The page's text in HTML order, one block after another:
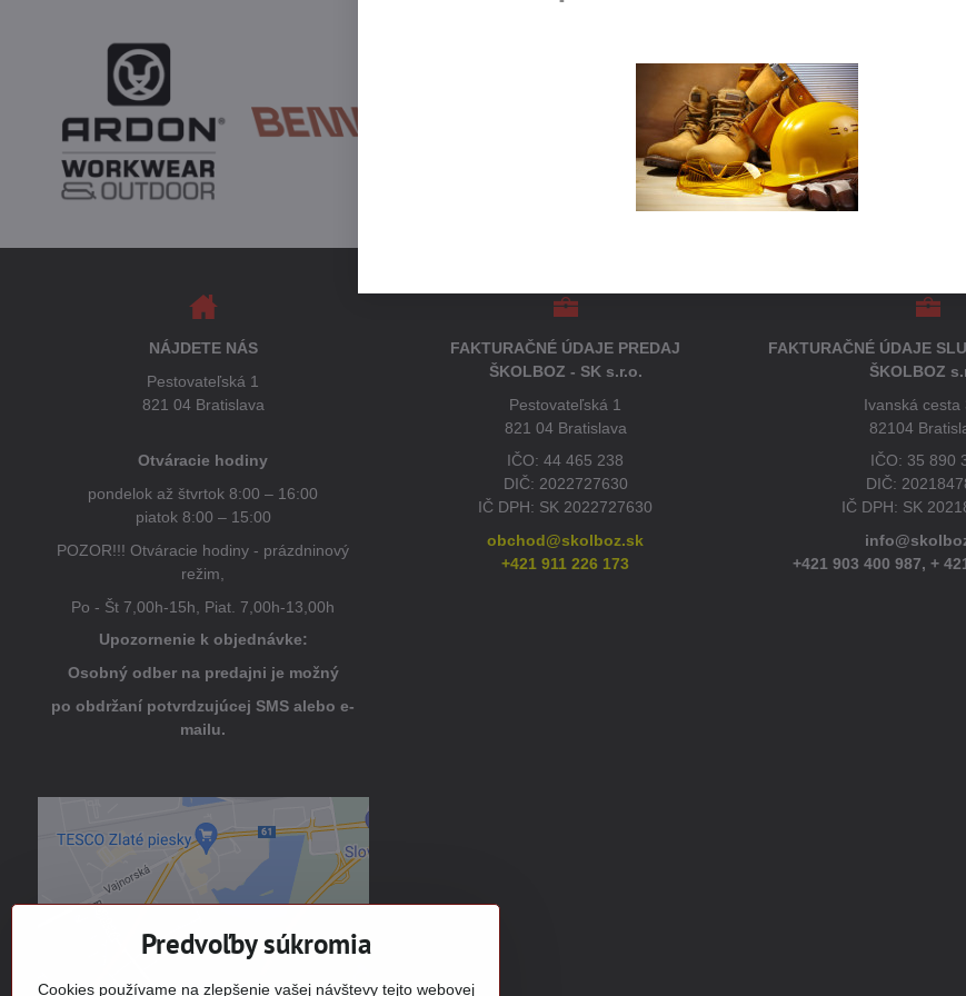
NÁJDETE NÁS
Pestovateľská 1
821 04 Bratislava
Otváracie hodiny
pondelok až štvrtok 8:00 – 16:00
piatok 8:00 – 15:00
POZOR!!! Otváracie hodiny - prázdninový
režim,
Po - Št 7,00h-15h, Piat. 7,00h-13,00h
Upozornenie k objednávke:
Osobný odber na predajni je možný
po obdržaní potvrdzujúcej SMS alebo e-
mailu.
Externý obsah je blokovaný
Voľbami súkromia
FAKTURAČNÉ ÚDAJE PREDAJ
ŠKOLBOZ - SK s.r.o.
Pestovateľská 1
821 04 Bratislava
IČO: 44 465 238
DIČ: 2022727630
IČ DPH: SK 2022727630
obchod@skolboz.sk
+421 911 226 173
FAKTURAČNÉ ÚDAJE
ŠKOLBOZ
Ivanská cesta
82104
IČO: 35 890
DIČ:
IČ DPH: SK
+421 903 400 987,+
Predvoľby súkromia
Cookies používame na zlepšenie vašej návštevy tejto webovej